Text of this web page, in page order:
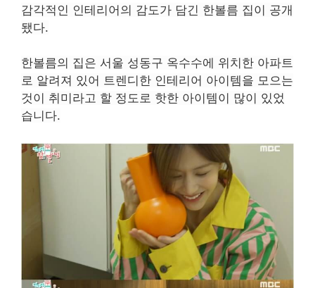
감각적인 인테리어의 감도가 담긴 한볼름 집이 공개
됐다.
한볼름의 집은 서울 성동구 옥수수에 위치한 아파트
로 알려져 있어 트렌디한 인테리어 아이템을 모으는
것이 취미라고 할 정도로 핫한 아이템이 많이 있었
습니다.